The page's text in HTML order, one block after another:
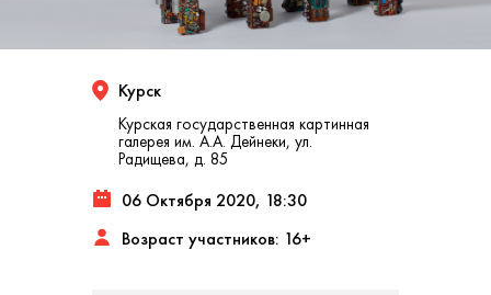
Курск
Курская государственная картинная
галерея им. А.А. Дейнеки, ул.
Радищева, д. 85
06 Октября 2020, 18:30
Возраст участников: 16+